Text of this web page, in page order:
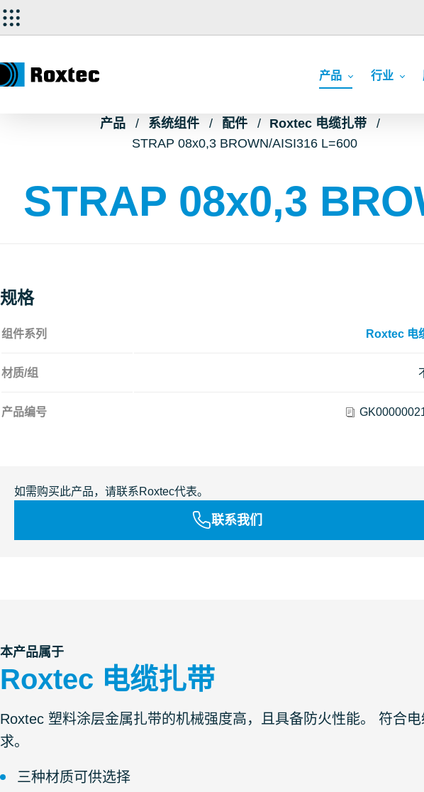
产品 行业
产品 系统组件 配件
Roxtec 电缆扎带
STRAP 08x0,3 BROWN/AISI316 L=600
STRAP 08x0,3
规格
组件系列 Roxtec 电
材质/组
产品编号
如需购买此产品，请联系Roxtec代表。
联系我们
本产品属于
Roxtec 电缆扎带
Roxtec 塑料涂层金属扎带的机械强度高，且具备防火性能。 符合
求。
三种材质可供选择